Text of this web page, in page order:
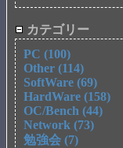
カテゴリー
PC (100)
Other (114)
SoftWare (69)
HardWare (158)
OC/Bench (44)
Network (73)
勉強会 (7)